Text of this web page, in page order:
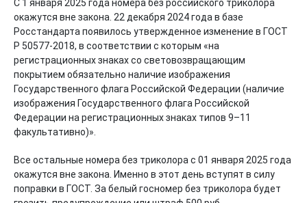
С 1 января 2025 года номера без российского триколора
окажутся вне закона. 22 декабря 2024 года в базе
Росстандарта появилось утвержденное изменение в ГОСТ
Р 50577-2018, в соответствии с которым «на
регистрационных знаках со световозвращающим
покрытием обязательно наличие изображения
Государственного флага Российской Федерации (наличие
изображения Государственного флага Российской
Федерации на регистрационных знаках типов 9–11
факультативно)».
Все остальные номера без триколора с 01 января 2025 года
окажутся вне закона. Именно в этот день вступят в силу
поправки в ГОСТ. За белый госномер без триколора будет